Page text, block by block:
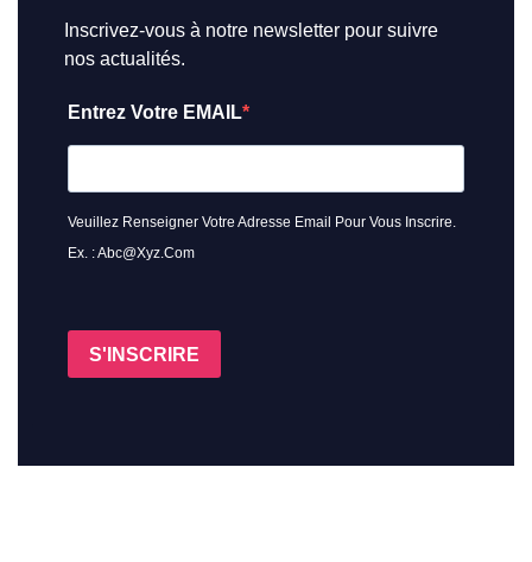
Inscrivez-vous à notre newsletter pour suivre
nos actualités.
Entrez Votre EMAIL
Veuillez Renseigner Votre Adresse Email Pour Vous Inscrire.
Ex. : Abc@xyz.com
S'INSCRIRE